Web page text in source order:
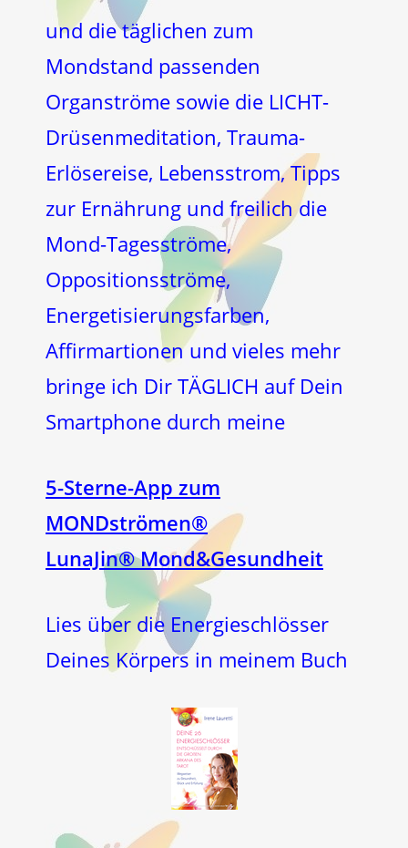
und die täglichen zum
Mondstand passenden
Organströme sowie die LICHT-
Drüsenmeditation, Trauma-
Erlösereise, Lebensstrom, Tipps
zur Ernährung und freilich die
Mond-Tagesströme,
Oppositionsströme,
Energetisierungsfarben,
Affirmartionen und vieles mehr
bringe ich Dir TÄGLICH auf Dein
Smartphone durch meine
5-Sterne-App zum
MONDströmen®
LunaJin® Mond&Gesundheit
Lies über die Energieschlösser
Deines Körpers in meinem Buch